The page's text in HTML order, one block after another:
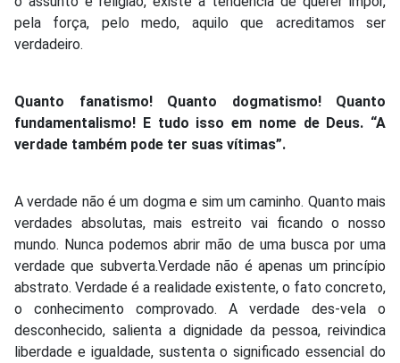
pela força, pelo medo, aquilo que acreditamos ser
verdadeiro.
Quanto fanatismo! Quanto dogmatismo! Quanto
fundamentalismo! E tudo isso em nome de Deus. “A
verdade também pode ter suas vítimas”.
A verdade não é um dogma e sim um caminho. Quanto mais
verdades absolutas, mais estreito vai ficando o nosso
mundo. Nunca podemos abrir mão de uma busca por uma
verdade que subverta.Verdade não é apenas um princípio
abstrato. Verdade é a realidade existente, o fato concreto,
o conhecimento comprovado. A verdade des-vela o
desconhecido, salienta a dignidade da pessoa, reivindica
liberdade e igualdade, sustenta o significado essencial do